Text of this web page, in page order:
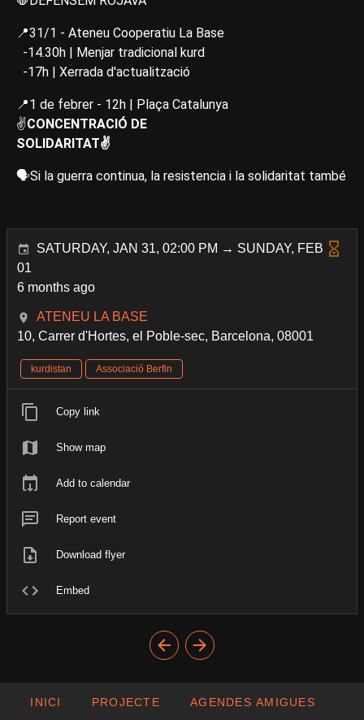
📍31/1 - Ateneu Cooperatiu La Base
-14.30h | Menjar tradicional kurd
-17h | Xerrada d'actualització
📍1 de febrer - 12h | Plaça Catalunya
✌️CONCENTRACIÓ DE
SOLIDARITAT✌️
🗣️Si la guerra continua, la resistencia i la solidaritat també
SATURDAY, JAN 31, 02:00 PM → SUNDAY, FEB
01
6 months ago
ATENEU LA BASE
10, Carrer d'Hortes, el Poble-sec, Barcelona, 08001
kurdistan Associació Berfin
Copy link
Show map
Add to calendar
Report event
Download flyer
Embed
INICI PROJECTE AGENDES AMIGUES